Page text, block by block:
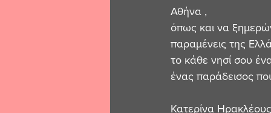
Αθήνα ,
όπως και να
παραμένεις της
το κάθε νησί σου
ένας παράδεισος
Κατερίνα